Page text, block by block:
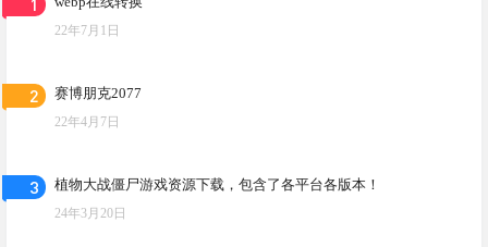
22年7月1日
2 赛博朋克2077
22年4月7日
3 植物大战僵尸游戏资源下载，包含了各平台各版本！
24年3月20日